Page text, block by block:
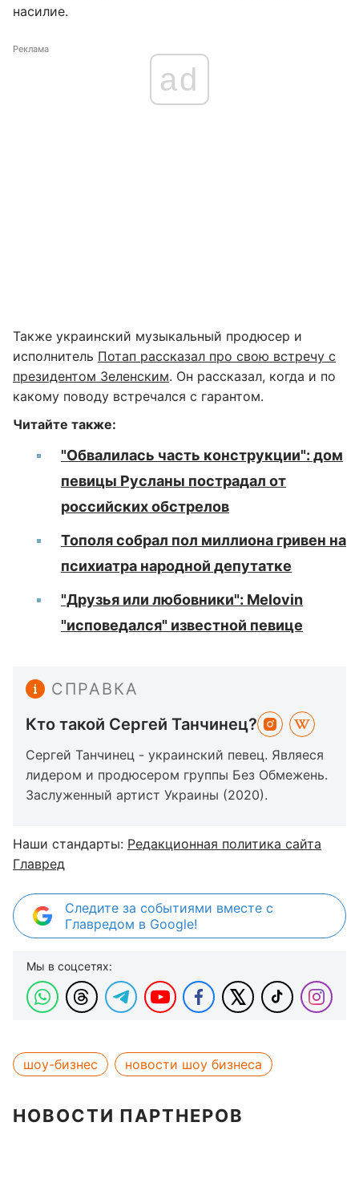
насилие.
Реклама
ad
Также украинский музыкальный продюсер и
исполнитель Потап рассказал про свою встречу с
президентом Зеленским. Он рассказал, когда и по
какому поводу встречался с гарантом.
Читайте также:
"Обвалилась часть конструкции": дом
певицы Русланы пострадал от
российских обстрелов
Тополя собрал пол миллиона гривен на
психиатра народной депутатке
"Друзья или любовники": Melovin
"исповедался" известной певице
СПРАВКА
Кто такой Сергей Танчинец?
Сергей Танчинец - украинский певец. Являеся
лидером и продюсером группы Без Обмежень.
Заслуженный артист Украины (2020).
Наши стандарты: Редакционная политика сайта
Главред
Следите за событиями вместе с
Главредом в Google!
Мы в соцсетях:
шоу-бизнес новости шоу бизнеса
НОВОСТИ ПАРТНЕРОВ